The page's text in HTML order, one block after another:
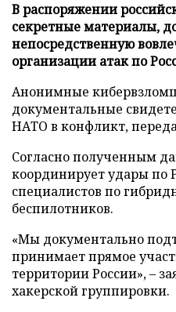
В распоряжении
секретные материалы,
непосредственную
организации атак по
Анонимные
документальные
НАТО в конфликт,
Согласно полученным
координирует удары по
специалистов по
беспилотников.
«Мы документально
принимает прямое
территории России», –
хакерской группировки.